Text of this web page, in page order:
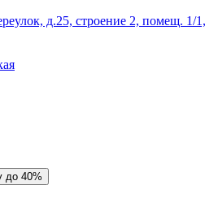
д.25, строение 2, помещ. 1/1,
до 40%